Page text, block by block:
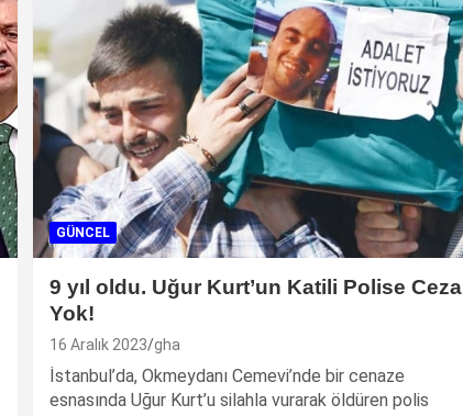
GÜNCEL
9 yıl oldu. Uğur Kurt’un Katili Polise Ceza
Yok!
16 Aralık 2023 gha
İstanbul’da, Okmeydanı Cemevi’nde bir cenaze
esnasında Uğur Kurt’u silahla vurarak öldüren polis